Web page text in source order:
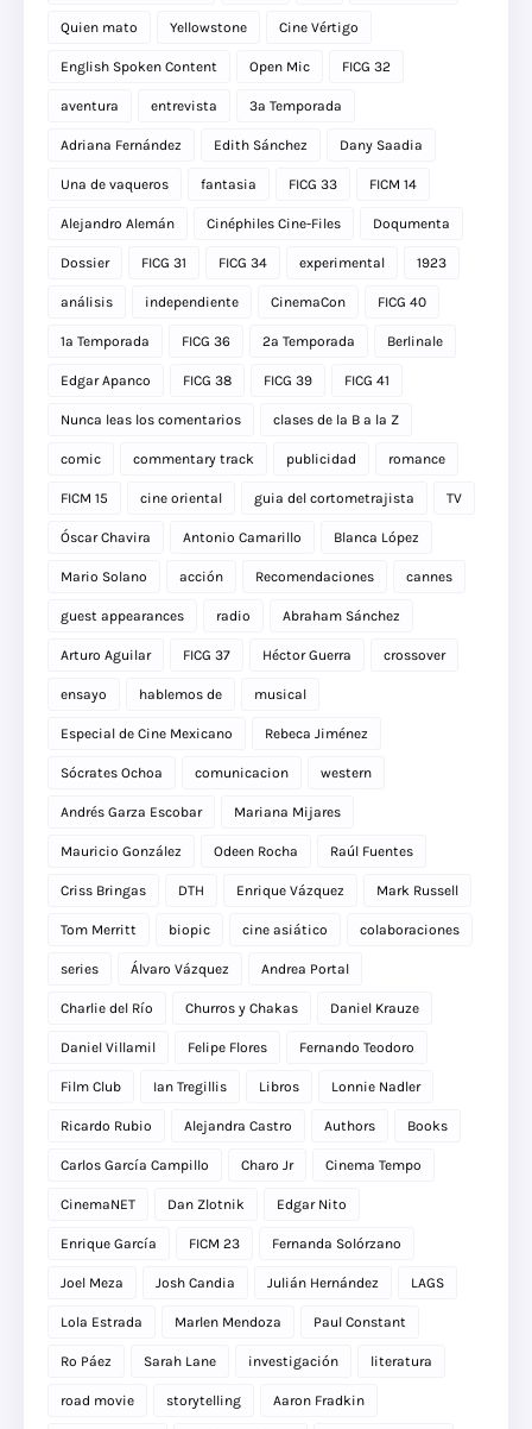
Quien mato Yellowstone Cine Vértigo
English Spoken Content Open Mic FICG 32
aventura entrevista 3a Temporada
Adriana Fernández Edith Sánchez Dany Saadia
Una de vaqueros fantasia FICG 33 FICM 14
Alejandro Alemán Cinéphiles Cine-Files Doqumenta
Dossier FICG 31 FICG 34 experimental 1923
análisis independiente CinemaCon FICG 40
1a Temporada FICG 36 2a Temporada Berlinale
Edgar Apanco FICG 38 FICG 39 FICG 41
Nunca leas los comentarios clases de la B a la Z
comic commentary track publicidad romance
FICM 15 cine oriental guia del cortometrajista TV
Óscar Chavira Antonio Camarillo Blanca López
Mario Solano acción Recomendaciones cannes
guest appearances radio Abraham Sánchez
Arturo Aguilar FICG 37 Héctor Guerra crossover
ensayo hablemos de musical
Especial de Cine Mexicano Rebeca Jiménez
Sócrates Ochoa comunicacion western
Andrés Garza Escobar Mariana Mijares
Mauricio González Odeen Rocha Raúl Fuentes
Criss Bringas DTH Enrique Vázquez Mark Russell
Tom Merritt biopic cine asiático colaboraciones
series Álvaro Vázquez Andrea Portal
Charlie del Río Churros y Chakas Daniel Krauze
Daniel Villamil Felipe Flores Fernando Teodoro
Film Club Ian Tregillis Libros Lonnie Nadler
Ricardo Rubio Alejandra Castro Authors Books
Carlos García Campillo Charo Jr Cinema Tempo
CinemaNET Dan Zlotnik Edgar Nito
Enrique García FICM 23 Fernanda Solórzano
Joel Meza Josh Candia Julián Hernández LAGS
Lola Estrada Marlen Mendoza Paul Constant
Ro Páez Sarah Lane investigación literatura
road movie storytelling Aaron Fradkin